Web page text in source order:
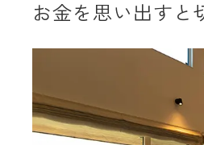
お金を思い出すと